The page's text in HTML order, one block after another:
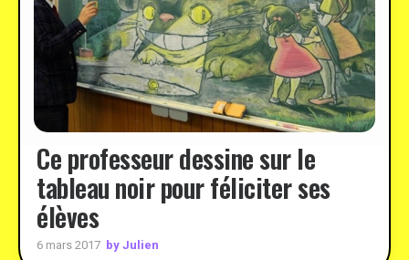
Ce professeur dessine sur le
tableau noir pour féliciter ses
élèves
6 mars 2017 by Julien